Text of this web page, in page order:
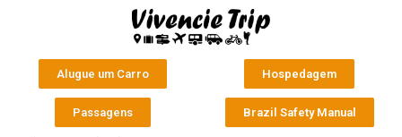
Alugue um Carro Hospedagem
Passagens Brazil Safety Manual